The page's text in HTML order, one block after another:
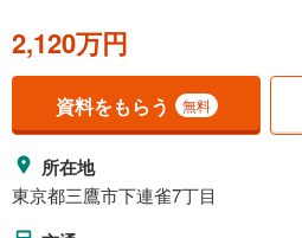
2,120万円
資料をもらう 無料
所在地
東京都三鷹市下連雀7丁目